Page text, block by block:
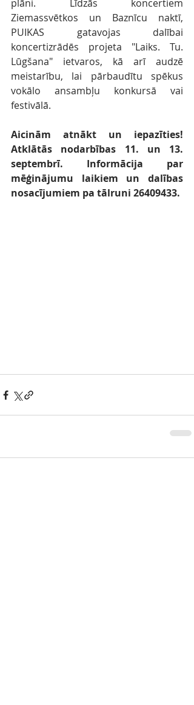
plāni. Līdzās koncertiem
Ziemassvētkos un Baznīcu naktī,
PUIKAS gatavojas dalībai
koncertizrādēs projeta "Laiks. Tu.
Lūgšana" ietvaros, kā arī audzē
meistarību, lai pārbaudītu spēkus
vokālo ansambļu konkursā vai
festivālā.
Aicinām atnākt un iepazīties!
Atklātās nodarbības 11. un 13.
septembrī. Informācija par
mēģinājumu laikiem un dalības
nosacījumiem pa tālruni 26409433.